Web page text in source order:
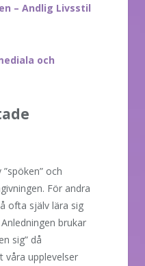
– Andlig Livsstil
och
och
För andra
ofta själv lära sig
brukar
sig” då
våra upplevelser